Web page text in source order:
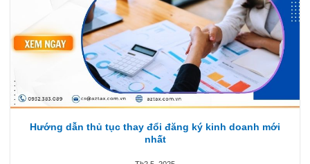
Hướng dẫn thủ tục thay đổi đăng ký kinh doanh mới
nhất